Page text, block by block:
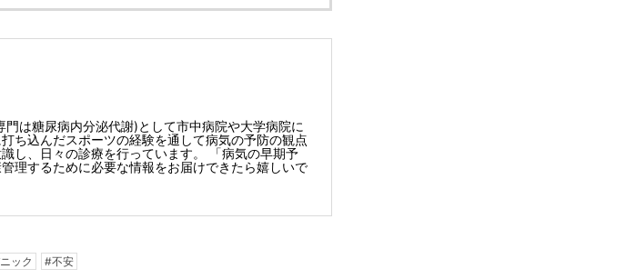
は糖尿病内分泌代謝)として市中病院や大学病院に
ち込んだスポーツの経験を通して病気の予防の観点
し、日々の診療を行っています。 「病気の早期予
理するために必要な情報をお届けできたら嬉しいで
ック #不安